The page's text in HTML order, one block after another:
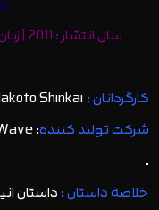
سال انتشار : 2011 | زبان انیمیشن : زبان اصلی | محصول : ژاپن
کارگردانان : Shinkai
شرکت تولید کننده: Media Factory, CoMix Wave
.
خلاصه داستان :داستان